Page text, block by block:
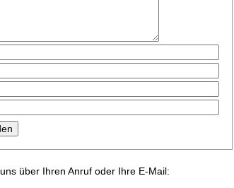
über Ihren Anruf oder Ihre E-Mail: